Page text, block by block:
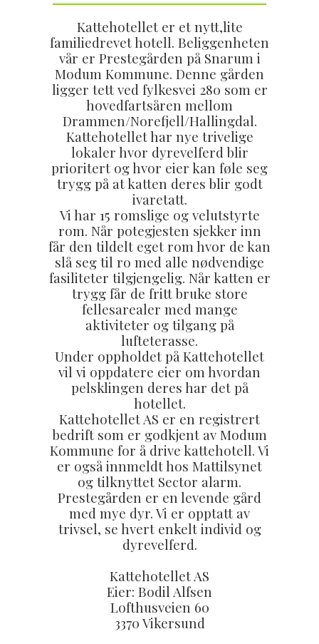
Kattehotellet er et nytt,lite
familiedrevet hotell. Beliggenheten
vår er Prestegården på Snarum i
Modum Kommune. Denne gården
ligger tett ved fylkesvei 280 som er
hovedfartsåren mellom
Drammen/Norefjell/Hallingdal.
Kattehotellet har nye trivelige
lokaler hvor dyrevelferd blir
prioritert og hvor eier kan føle seg
trygg på at katten deres blir godt
ivaretatt.
Vi har 15 romslige og velutstyrte
rom. Når potegjesten sjekker inn
får den tildelt eget rom hvor de kan
slå seg til ro med alle nødvendige
fasiliteter tilgjengelig. Når katten er
trygg får de fritt bruke store
fellesarealer med mange
aktiviteter og tilgang på
lufteterasse.
Under oppholdet på Kattehotellet
vil vi oppdatere eier om hvordan
pelsklingen deres har det på
hotellet.
Kattehotellet AS er en registrert
bedrift som er godkjent av Modum
Kommune for å drive kattehotell. Vi
er også innmeldt hos Mattilsynet
og tilknyttet Sector alarm.
Prestegården er en levende gård
med mye dyr. Vi er opptatt av
trivsel, se hvert enkelt individ og
dyrevelferd.
Kattehotellet AS
Eier: Bodil Alfsen
Lofthusveien 60
3370 Vikersund